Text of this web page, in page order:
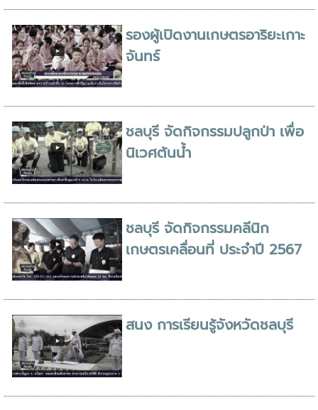
รองผู้เปิดงานเกษตรอาริยะเกาะ
จันทร์
ชลบุรี จัดกิจกรรมปลูกป่า เพื่อ
นิเวศต้นน้ำ
ชลบุรี จัดกิจกรรมคลีนิก
เกษตรเคลื่อนที่ ประจำปี 2567
สนง การเรียนรู้จังหวัดชลบุรี